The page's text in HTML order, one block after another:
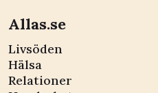
Allas.se
Livsöden
Hälsa
Relationer